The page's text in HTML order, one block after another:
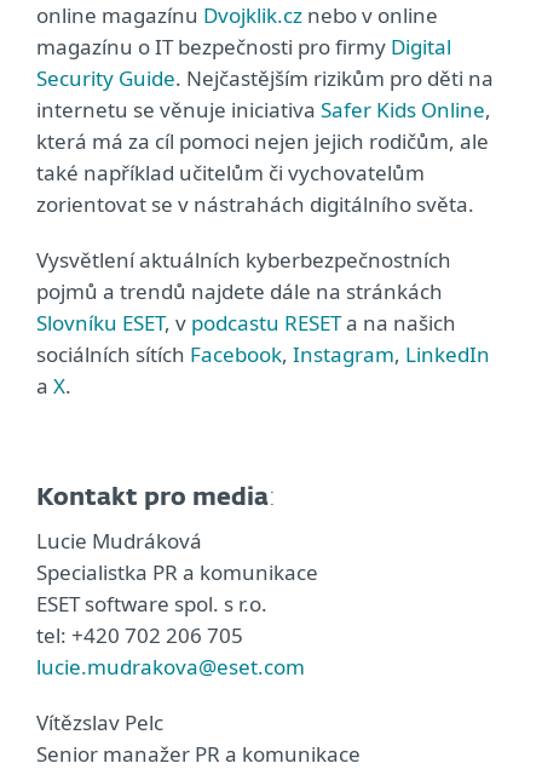
online magazínu Dvojklik.cz nebo v online
magazínu o IT bezpečnosti pro firmy Digital
Security Guide. Nejčastějším rizikům pro děti na
internetu se věnuje iniciativa Safer Kids Online,
která má za cíl pomoci nejen jejich rodičům, ale
také například učitelům či vychovatelům
zorientovat se v nástrahách digitálního světa.
Vysvětlení aktuálních kyberbezpečnostních
pojmů a trendů najdete dále na stránkách
Slovníku ESET, v podcastu RESETa na našich
sociálních sítích Facebook, Instagram, LinkedIn
a X.
Kontakt pro media:
Lucie Mudráková
Specialistka PR a komunikace
ESET software spol. s r.o.
tel: +420 702 206 705
lucie.mudrakova@eset.com
Vítězslav Pelc
Senior manažer PR a komunikace